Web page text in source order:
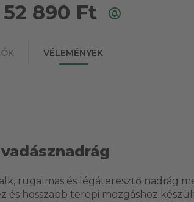
52 890 Ft
VÉLEMÉNYEK
rugalmas és légáteresztő nadrág
és hosszabb terepi mozgáshoz